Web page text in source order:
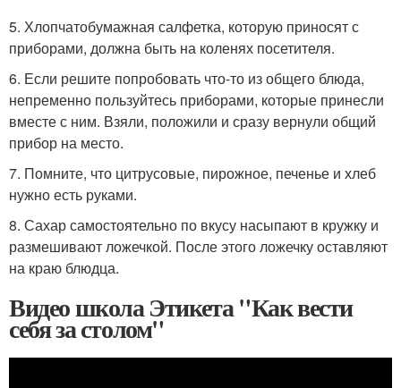
5. Хлопчатобумажная салфетка, которую приносят с
приборами, должна быть на коленях посетителя.
6. Если решите попробовать что-то из общего блюда,
непременно пользуйтесь приборами, которые принесли
вместе с ним. Взяли, положили и сразу вернули общий
прибор на место.
7. Помните, что цитрусовые, пирожное, печенье и хлеб
нужно есть руками.
8. Сахар самостоятельно по вкусу насыпают в кружку и
размешивают ложечкой. После этого ложечку оставляют
на краю блюдца.
Видео школа Этикета "Как вести
себя за столом"